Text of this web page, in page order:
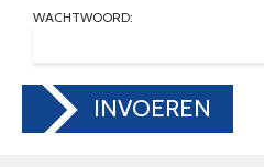
WACHTWOORD:
INVOEREN